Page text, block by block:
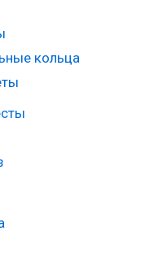
кольца